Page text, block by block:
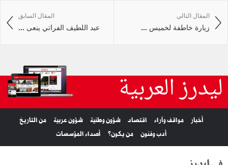
المقال السابق
عبد اللطيف الفراتي ينعى ...
المقال التالي
زيارة خاطفة لخميس ...
ليدرز العربية
أخبار مواقف وآراء اقتصاد شؤون وطنية شؤون عربية
من التاريخ
أدب وفنون
من يكون؟ أصداء المؤسسات